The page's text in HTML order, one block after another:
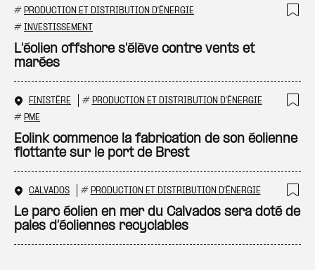
# PRODUCTION ET DISTRIBUTION D'ÉNERGIE
# INVESTISSEMENT
L'éolien offshore s'élève contre vents et
marées
FINISTÈRE # PRODUCTION ET DISTRIBUTION D'ÉNERGIE
# PME
Eolink commence la fabrication de son éolienne
flottante sur le port de Brest
CALVADOS # PRODUCTION ET DISTRIBUTION D'ÉNERGIE
Le parc éolien en mer du Calvados sera doté de
pales d’éoliennes recyclables